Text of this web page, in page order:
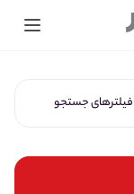
فیلترهای جستجو